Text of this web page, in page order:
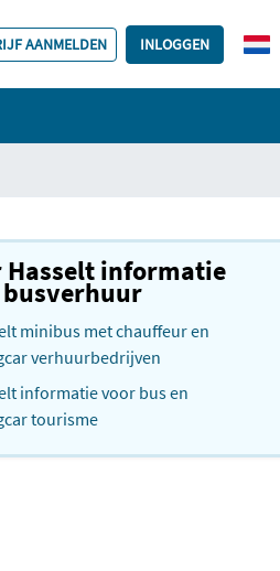
AANMELDEN INLOGGEN
Hasselt informatie
minibus met chauffeur en
verhuurbedrijven
informatie voor bus en
tourisme